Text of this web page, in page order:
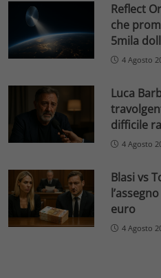
Reflect
che
5mila
4 Agosto
Luca
difficile
4 Agosto
Blasi vs
euro
4 Agosto